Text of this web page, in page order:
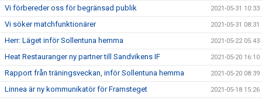
Vi förbereder oss för begränsad publik 2021-05-31 10:33
Vi söker matchfunktionärer 2021-05-31 08:31
Herr: Läget inför Sollentuna hemma 2021-05-22 05:43
Heat Restauranger ny partner till Sandvikens IF 2021-05-20 16:10
Rapport från träningsveckan, inför Sollentuna hemma 2021-05-20 08:39
Linnea är ny kommunikatör för Framsteget 2021-05-18 15:26